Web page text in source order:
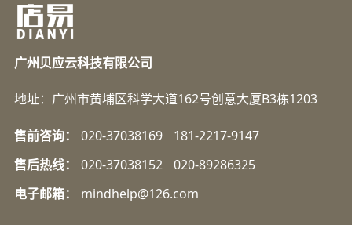
广州贝应云科技有限公司
地址：广州市黄埔区科学大道162号创意大厦B3栋1203
售前咨询： 020-37038169
181-2217-9147
售后热线：
020-37038152
020-89286325
电子邮箱：
mindhelp@126.com